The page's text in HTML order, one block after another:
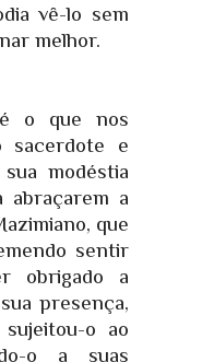
vê-lo sem
melhor.
é o que nos
sacerdote e
modéstia
abraçarem a
que
sentir
obrigado a
presença,
o ao
o a suas